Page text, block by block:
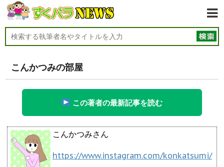
こんかつみの部屋
この著者の最新記事を読む
こんかつみさん
https://www.instagram.com/konkatsumi/